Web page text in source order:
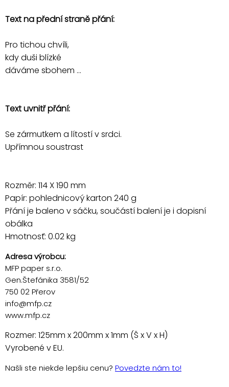
Text na přední straně přání:
Pro tichou chvíli,
kdy duši blízké
dáváme sbohem ...
Text uvnitř přání:
Se zármutkem a lítostí v srdci.
Upřímnou soustrast
Rozměr: 114 X 190 mm
Papír: pohlednicový karton 240 g
Přání je baleno v sáčku, součástí balení je i dopisní
obálka
Hmotnosť: 0.02 kg
Adresa výrobcu:
MFP paper s.r.o.
Gen.Štefánika 3581/52
750 02 Přerov
info@mfp.cz
www.mfp.cz
Rozmer: 125mm x 200mm x 1mm (Š x V x H)
Vyrobené v EU.
Našli ste niekde lepšiu cenu? Povedzte nám to!